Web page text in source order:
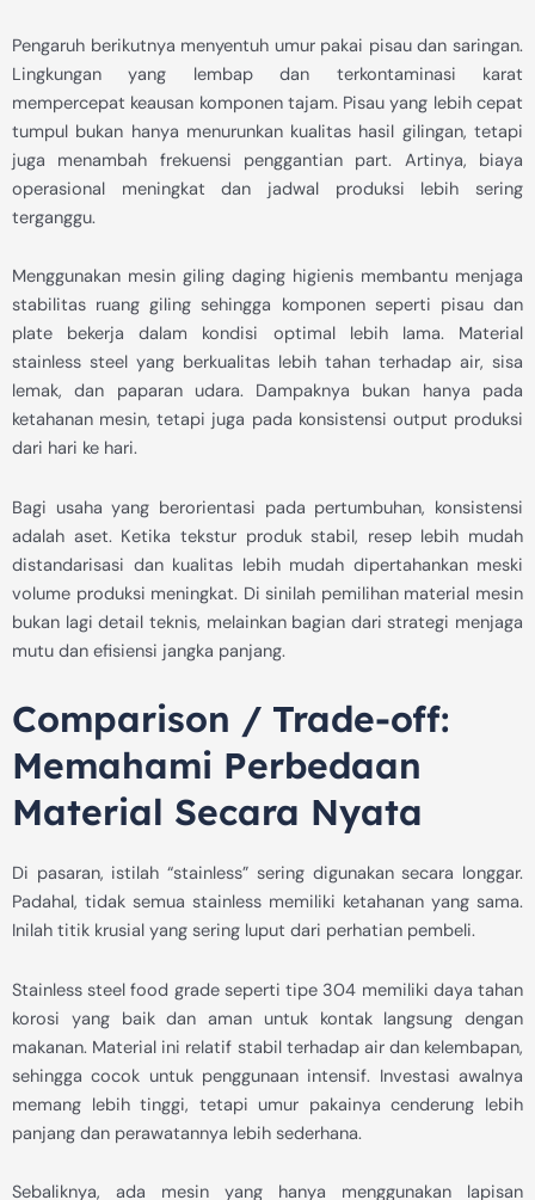
Pengaruh berikutnya menyentuh umur pakai pisau dan saringan.
Lingkungan yang lembap dan terkontaminasi karat
mempercepat keausan komponen tajam. Pisau yang lebih cepat
tumpul bukan hanya menurunkan kualitas hasil gilingan, tetapi
juga menambah frekuensi penggantian part. Artinya, biaya
operasional meningkat dan jadwal produksi lebih sering
terganggu.
Menggunakan mesin giling daging higienis membantu menjaga
stabilitas ruang giling sehingga komponen seperti pisau dan
plate bekerja dalam kondisi optimal lebih lama. Material
stainless steel yang berkualitas lebih tahan terhadap air, sisa
lemak, dan paparan udara. Dampaknya bukan hanya pada
ketahanan mesin, tetapi juga pada konsistensi output produksi
dari hari ke hari.
Bagi usaha yang berorientasi pada pertumbuhan, konsistensi
adalah aset. Ketika tekstur produk stabil, resep lebih mudah
distandarisasi dan kualitas lebih mudah dipertahankan meski
volume produksi meningkat. Di sinilah pemilihan material mesin
bukan lagi detail teknis, melainkan bagian dari strategi menjaga
mutu dan efisiensi jangka panjang.
Comparison / Trade-off:
Memahami Perbedaan
Material Secara Nyata
Di pasaran, istilah “stainless” sering digunakan secara longgar.
Padahal, tidak semua stainless memiliki ketahanan yang sama.
Inilah titik krusial yang sering luput dari perhatian pembeli.
Stainless steel food grade seperti tipe 304 memiliki daya tahan
korosi yang baik dan aman untuk kontak langsung dengan
makanan. Material ini relatif stabil terhadap air dan kelembapan,
sehingga cocok untuk penggunaan intensif. Investasi awalnya
memang lebih tinggi, tetapi umur pakainya cenderung lebih
panjang dan perawatannya lebih sederhana.
Sebaliknya, ada mesin yang hanya menggunakan lapisan